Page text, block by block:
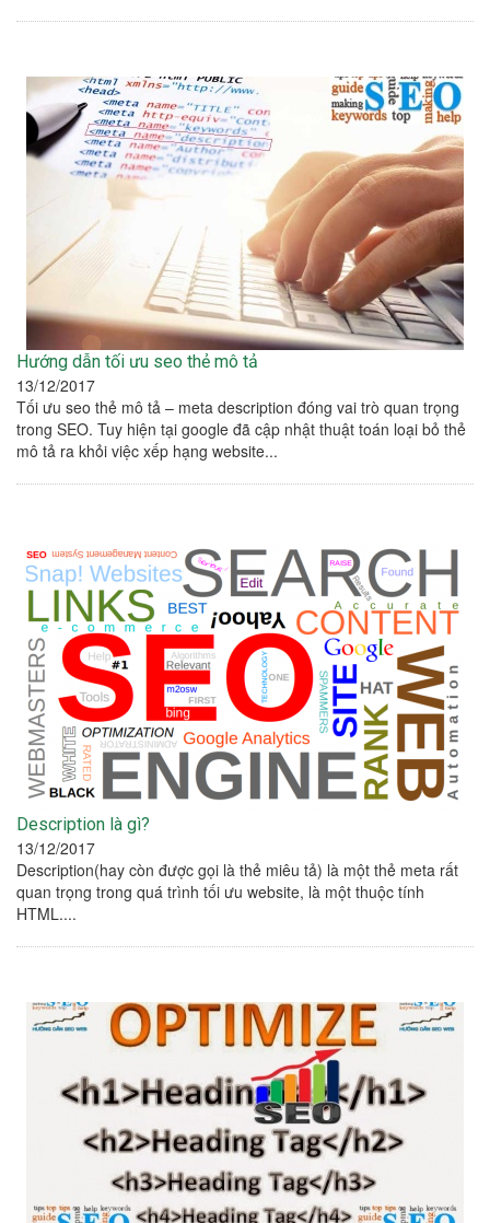
Hướng dẫn tối ưu seo thẻ mô tả
13/12/2017
Tối ưu seo thẻ mô tả – meta description đóng vai trò quan trọng
trong SEO. Tuy hiện tại google đã cập nhật thuật toán loại bỏ thẻ
mô tả ra khỏi việc xếp hạng website...
Description là gì?
13/12/2017
Description(hay còn được gọi là thẻ miêu tả) là một thẻ meta rất
quan trọng trong quá trình tối ưu website, là một thuộc tính
HTML....